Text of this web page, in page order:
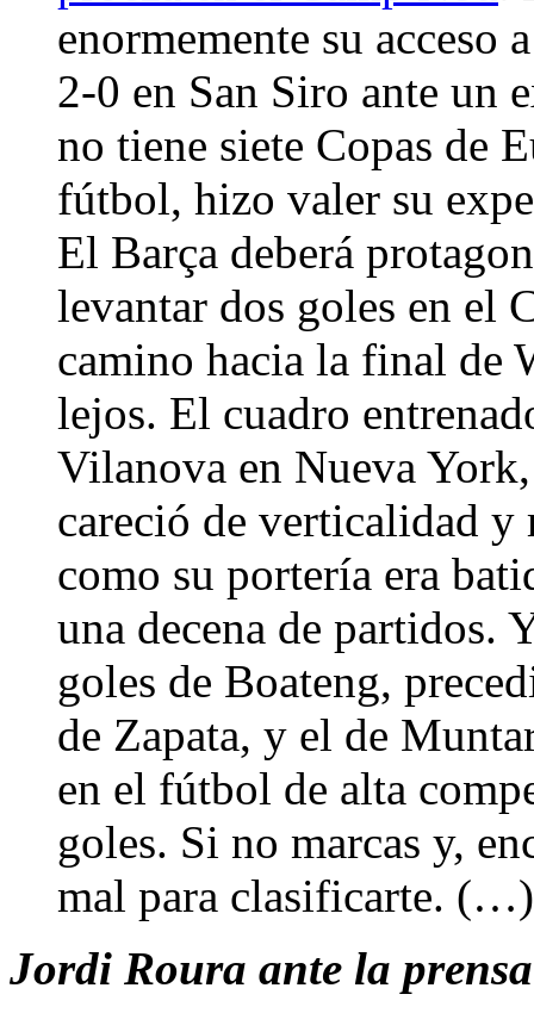
enormemente su acceso
2-0 en San Siro ante un
no tiene siete Copas de
fútbol, hizo valer su
El Barça deberá
levantar dos goles en el
camino hacia la final de
lejos. El cuadro
Vilanova en Nueva
careció de verticalidad y
como su portería era
una decena de partidos.
goles de Boateng,
de Zapata, y el de
en el fútbol de alta
goles. Si no marcas y,
mal para clasificarte. (…)
Jordi Roura ante la